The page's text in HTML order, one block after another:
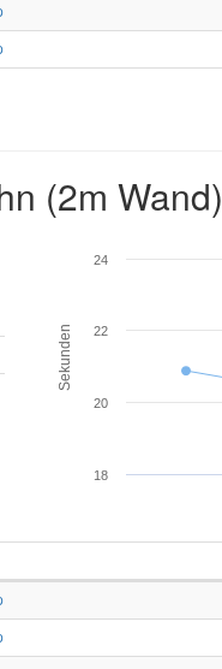
(2m Wand)
Sekunden
18
20
22
24